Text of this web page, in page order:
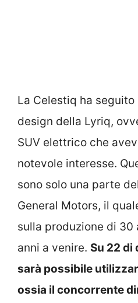
La Celestiq ha
design della Lyriq,
SUV elettrico che
notevole interesse.
sono solo una parte
General Motors, il
sulla produzione di
anni a venire. Su 22 di
sarà possibile
ossia il concorrente